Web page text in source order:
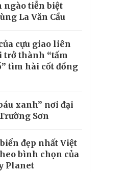
ngào tiễn biệt
La Văn Cầu
cựu giao liên
trở thành “tấm
tìm hài cốt đồng
xanh” nơi đại
Sơn
đẹp nhất Việt
bình chọn của
Planet